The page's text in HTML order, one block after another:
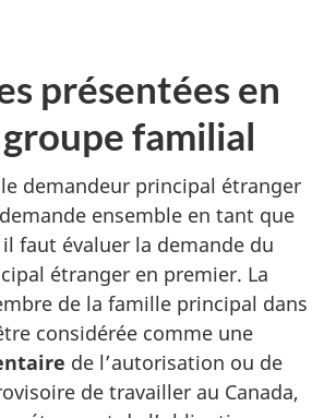
présentées en
familial
demandeur principal étranger
ensemble en tant que
faut évaluer la demande du
étranger en premier. La
de la famille principal dans
considérée comme une
de l’autorisation ou de
de travailler au Canada,